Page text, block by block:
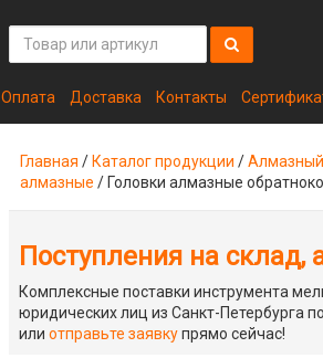
Оплата Доставка Контакты
Главная / Каталог продукции /
алмазные / Головки алмазные
Поступления на склад,
Комплексные поставки инструмента
юридических лиц из Санкт-Петербурга
или отправьте заявкупрямо сейчас!